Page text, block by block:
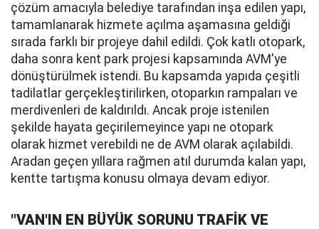
çözüm amacıyla belediye tarafından inşa edilen yapı,
tamamlanarak hizmete açılma aşamasına geldiği
sırada farklı bir projeye dahil edildi. Çok katlı otopark,
daha sonra kent park projesi kapsamında AVM'ye
dönüştürülmek istendi. Bu kapsamda yapıda çeşitli
tadilatlar gerçekleştirilirken, otoparkın rampaları ve
merdivenleri de kaldırıldı. Ancak proje istenilen
şekilde hayata geçirilemeyince yapı ne otopark
olarak hizmet verebildi ne de AVM olarak açılabildi.
Aradan geçen yıllara rağmen atıl durumda kalan yapı,
kentte tartışma konusu olmaya devam ediyor.
"VAN'IN EN BÜYÜK SORUNU TRAFİK VE